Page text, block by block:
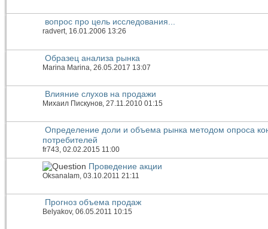
вопрос про цель исследования...
radvert, 16.01.2006 13:26
Образец анализа рынка
Marina Marina , 26.05.2017 13:07
Влияние слухов на продажи
Михаил Пискунов, 27.11.2010 01:15
Определение доли и объема рынка методом опроса
потребителей
fr743, 02.02.2015 11:00
Проведение акции
OksanaIam, 03.10.2011 21:11
Прогноз объема продаж
Belyakov, 06.05.2011 10:15